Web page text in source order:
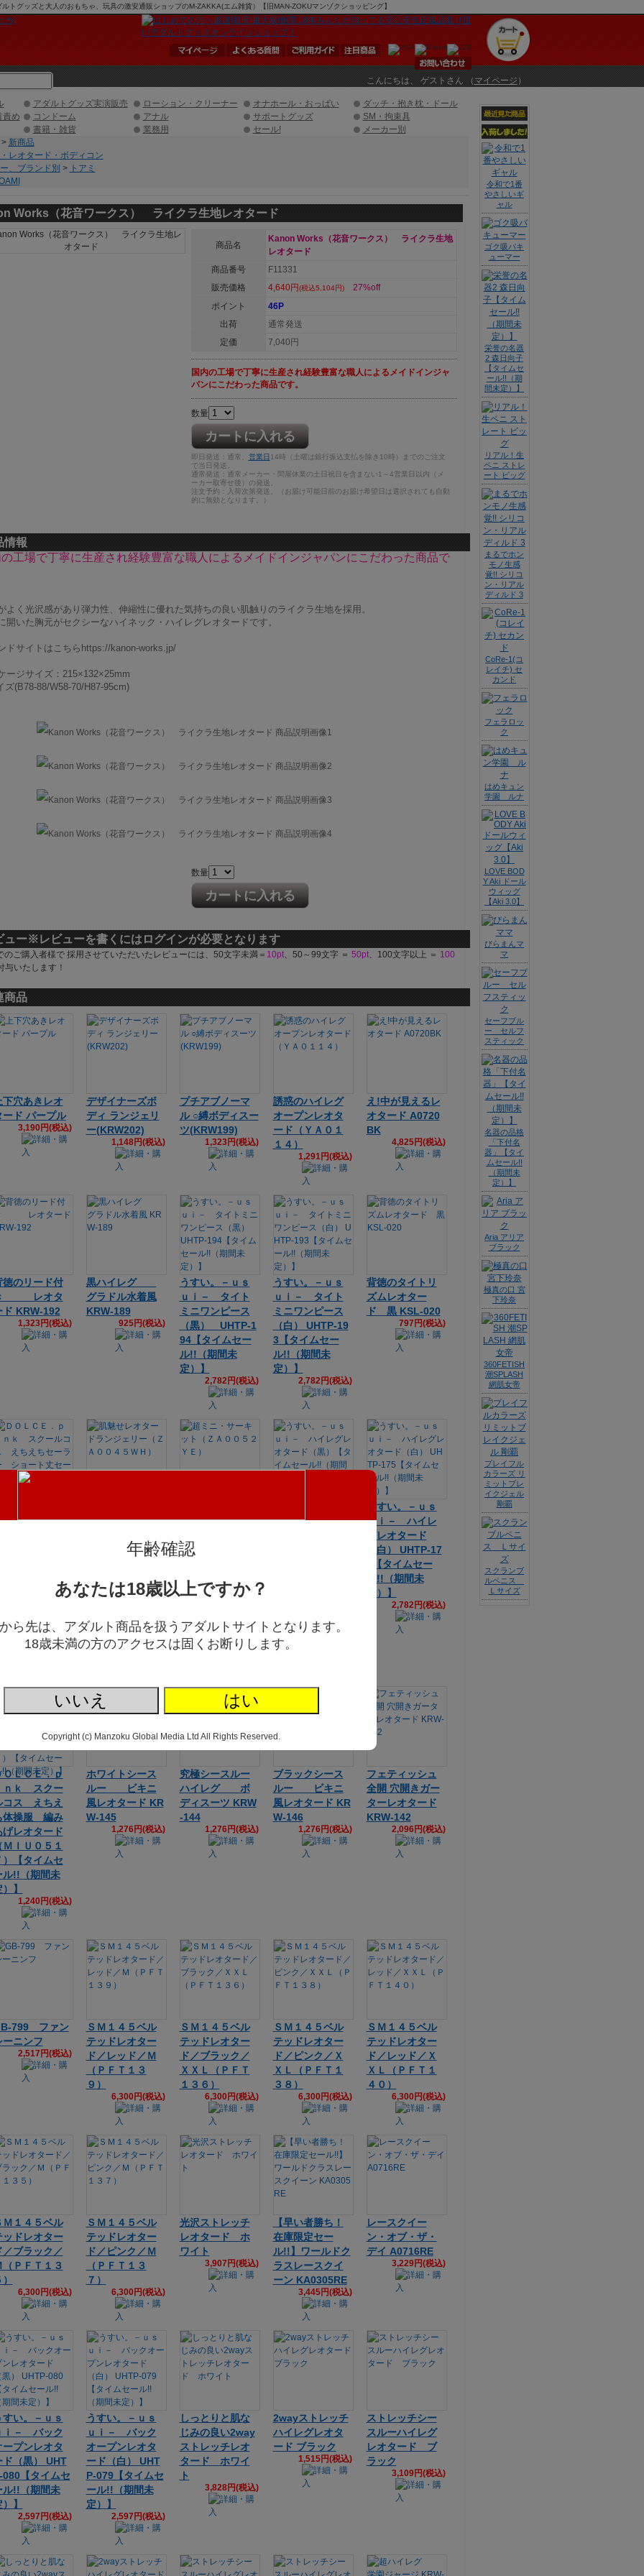
年齢確認
あなたは18歳以上ですか？
ら先は、アダルト商品を扱うアダルトサイトとなります。
18歳未満の方のアクセスは固くお断りします。
いいえ はい
Copyright (c) Manzoku Global Media Ltd All Rights Reserved.
グッズと大人のおもちゃ、玩具の激安通販ショップのM-ZAKKA(エム雑貨）【旧MAN-ZOKUマンゾクショッピング】
こんにちは、 ゲストさん （ マイページ ）
アダルトグッズ実演販売 ローション・クリーナー オナホール・おっぱい
ダッチ・抱き枕・ドール
責め
コンドーム アナル サポートグッズ
SM・拘束具
書籍・雑貨
業務用 セール!
メーカー別
新商品
レオタード・ボディコン
、ブランド別 > トアミ
Works（花音ワークス） ライクラ生地レオタード
商品名
Kanon Works（花音ワークス） ライクラ生地
レオタード
商品番号
F11331
販売価格
4,640円(税込5,104円)
27%off
ポイント
46P
出荷
通常発送
定価
7,040円
国内の工場で丁寧に生産され経験豊富な職人によるメイドインジャ
パンにこだわった商品です。
数量
カートに入れる
即日発送：通常、 営業日 14時（土曜は銀行振込支払を除き10時）までのご注文
で当日発送。
通常発送：通常メーカー・問屋休業の土日祝日を含まない1～4営業日以内（メ
ーカー取寄せ後）の発送。
注文予約：入荷次第発送。（お届け可能日前のお届け希望日は選択されても自動
的に無効となります。）
情報
工場で丁寧に生産され経験豊富な職人によるメイドインジャパンにこだわった商品で
よく光沢感があり弾力性、伸縮性に優れた気持ちの良い肌触りのライクラ生地を採用。
開いた胸元がセクシーなハイネック・ハイレグレオタードです。
ドサイトはこちらhttps://kanon-works.jp/
ージサイズ：215×132×25mm
ズ(B78-88/W58-70/H87-95cm)
数量
カートに入れる
ュー※レビューを書くにはログインが必要となります
のご購入者様で 採用させていただいたレビューには、50文字未満＝ 10pt、50～99文字 ＝ 50pt、100文字以上 ＝ 100
与いたします！
商品
下穴あきレオ
ード パープル
3,190円(税込)
デザイナーズボ
ディ ランジェリ
ー(KRW202)
1,148円(税込)
プチアブノーマ
ル ○縛ボディスー
ツ(KRW199)
1,323円(税込)
誘惑のハイレグ
オープンレオタ
ード（ＹＡ０１
１４）
1,291円(税込)
え!中が見えるレ
オタード A0720
BK
4,825円(税込)
徳のリード付
レオタ
ド KRW-192
1,323円(税込)
黒ハイレグ
グラドル水着風
KRW-189
925円(税込)
うすい。－ｕｓ
ｕｉ－ タイト
ミニワンピース
（黒） UHTP-1
94【タイムセー
ル!!（期間未
定）】
2,782円(税込)
うすい。－ｕｓ
ｕｉ－ タイト
ミニワンピース
（白） UHTP-19
3【タイムセー
ル!!（期間未
定）】
2,782円(税込)
背徳のタイトリ
ズムレオター
ド 黒 KSL-020
797円(税込)
ｎｋ スクー
ＭＩＵ０５２
ル!!（期間未
）】
1,702円(税込)
ドランジェリー
ット（ＺＡ００
ｕｉ－ ハイレ
うすい。－ｕｓ
ｕｉ－ ハイレ
グレオタード
（白） UHTP-17
5【タイムセー
ル!!（期間未
定）】
2,782円(税込)
ＯＬＣＥ．ｐ
ｎｋ スクー
コス えちえ
体操服 編み
げレオタード
ＭＩＵ０５１
）【タイムセ
ル!!（期間未
】
1,240円(税込)
ホワイトシース
ルー ビキニ
風レオタード KR
W-145
1,276円(税込)
究極シースルー
ハイレグ ボ
ディスーツ KRW
-144
1,276円(税込)
ブラックシース
ルー ビキニ
風レオタード KR
W-146
1,276円(税込)
フェティッシュ
全開 穴開きガー
ターレオタード
KRW-142
2,096円(税込)
799 ファン
ーニンフ
2,517円(税込)
ＳＭ１４５ベル
テッドレオター
ド／レッド／Ｍ
（ＰＦＴ１３
９）
6,300円(税込)
ＳＭ１４５ベル
テッドレオター
ド／ブラック／
ＸＸＬ（ＰＦＴ
１３６）
6,300円(税込)
ＳＭ１４５ベル
テッドレオター
ド／ピンク／Ｘ
ＸＬ（ＰＦＴ１
３８）
6,300円(税込)
ＳＭ１４５ベル
テッドレオター
ド／レッド／Ｘ
ＸＬ（ＰＦＴ１
４０）
6,300円(税込)
Ｍ１４５ベル
ッドレオター
／ブラック／
（ＰＦＴ１３
6,300円(税込)
ＳＭ１４５ベル
テッドレオター
ド／ピンク／Ｍ
（ＰＦＴ１３
７）
6,300円(税込)
光沢ストレッチ
レオタード ホ
ワイト
3,907円(税込)
【早い者勝ち！
在庫限定セー
ル!!】ワールドク
ラスレースクイ
ーン KA0305RE
3,445円(税込)
レースクイー
ン・オブ・ザ・
デイ A0716RE
3,229円(税込)
すい。－ｕｓ
ｉ－ バック
ープンレオタ
ド（黒） UHT
080【タイムセ
ル!!（期間未
】
2,597円(税込)
うすい。－ｕｓ
ｕｉ－ バック
オープンレオタ
ード（白） UHT
P-079【タイムセ
ール!!（期間未
定）】
2,597円(税込)
しっとりと肌な
じみの良い2way
ストレッチレオ
タード ホワイ
ト
3,828円(税込)
2wayストレッチ
ハイレグレオタ
ード ブラック
1,515円(税込)
ストレッチシー
スルーハイレグ
レオタード ブ
ラック
3,109円(税込)
令和で1番
やさしいギ
ャル
ゴク吸バキ
ューマー
栄誉の名器
2 森日向子
【タイムセ
ール!!（期
間未定）】
リアル！生
ペニ ストレ
ート ビッグ
まるでホン
モノ生感
覚!! シリコ
ン・リアル
ディルド 3
CoRe-1(コ
レイチ) セ
カンド
フェラロッ
ク
はめキュン
学園 ルナ
LOVE BOD
Y Aki ドール
ウィッグ
【Aki 3.0】
びらまんマ
マ
セーフブル
ー セルフ
スティック
名器の品格
「下付名
器」【タイ
ムセール!!
（期間未
定）】
Aria アリア
ブラック
極真の口 宮
下玲奈
360FETISH
潮SPLASH
網肌女帝
プレイフル
カラーズ リ
ミットブレ
イクジェル
剛覇
スクランブ
ルペニス
Ｌサイズ